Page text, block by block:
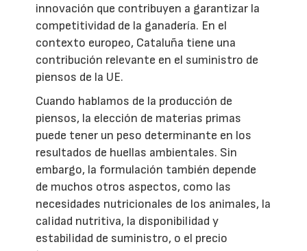
innovación que contribuyen a garantizar la
competitividad de la ganadería. En el
contexto europeo, Cataluña tiene una
contribución relevante en el suministro de
piensos de la UE.
Cuando hablamos de la producción de
piensos, la elección de materias primas
puede tener un peso determinante en los
resultados de huellas ambientales. Sin
embargo, la formulación también depende
de muchos otros aspectos, como las
necesidades nutricionales de los animales, la
calidad nutritiva, la disponibilidad y
estabilidad de suministro, o el precio